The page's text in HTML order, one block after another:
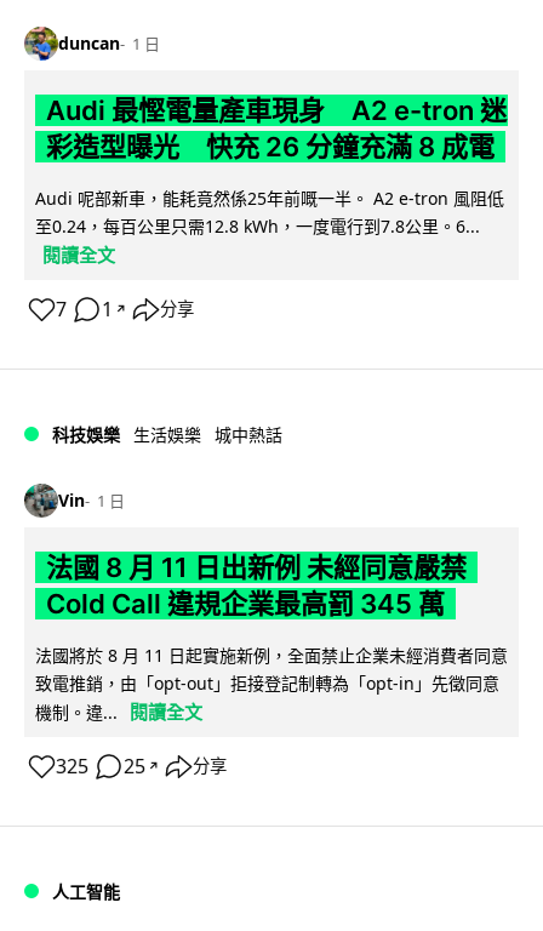
duncan 1 日
Audi 最慳電量產車現身 A2 e-tron 迷
彩造型曝光 快充 26 分鐘充滿 8 成電
Audi 呢部新車，能耗竟然係25年前嘅一半。 A2 e-tron 風阻低
至0.24，每百公里只需12.8 kWh，一度電行到7.8公里。6...
閱讀全文
7 1 ↗ 分享
科技娛樂 生活娛樂 城中熱話
Vin 1 日
法國 8 月 11 日出新例 未經同意嚴禁
Cold Call 違規企業最高罰 345 萬
法國將於 8 月 11 日起實施新例，全面禁止企業未經消費者同意
致電推銷，由「opt-out」拒接登記制轉為「opt-in」先徵同意
機制。違...
閱讀全文
325 25 ↗ 分享
人工智能